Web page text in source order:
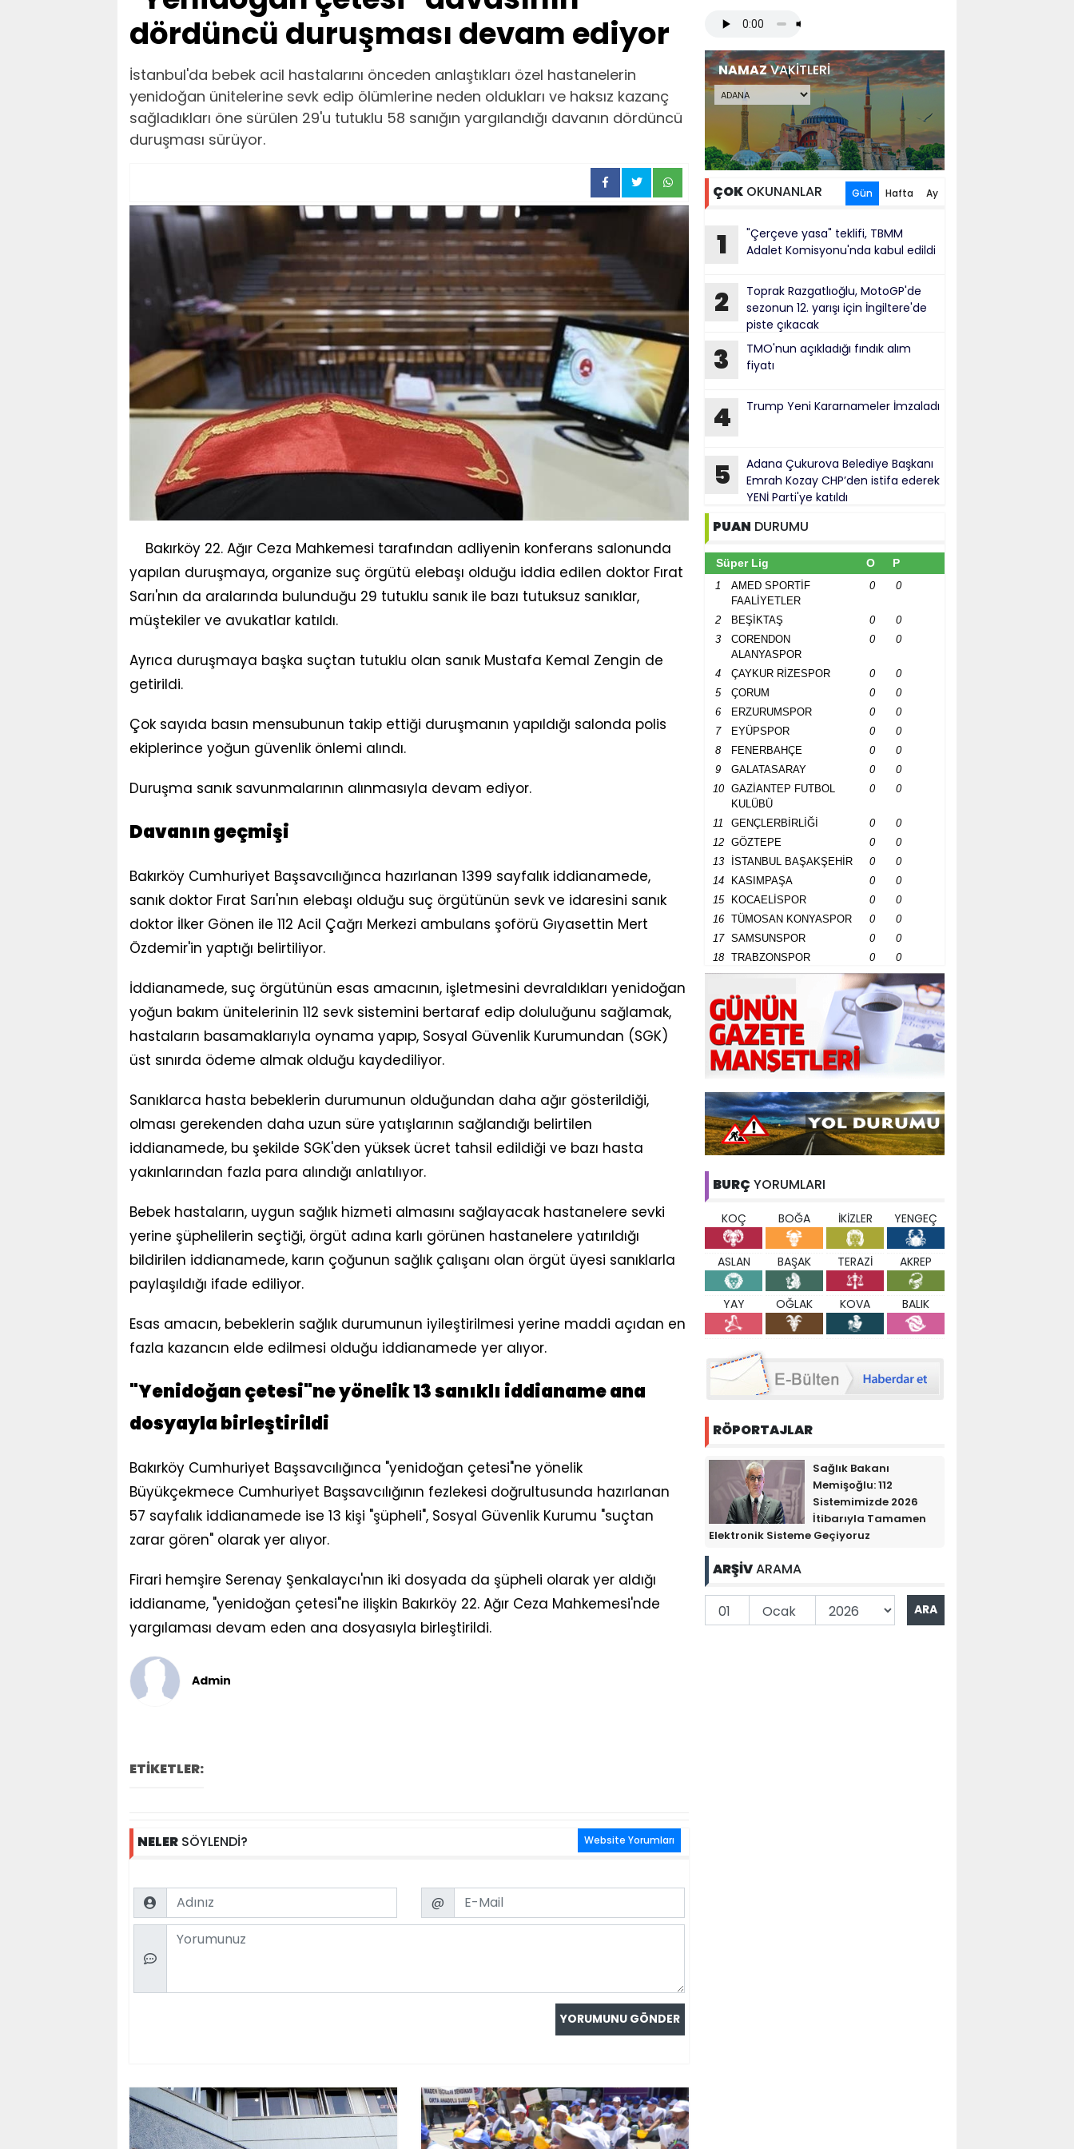
dördüncü duruşması devam ediyor
İstanbul'da bebek acil hastalarını önceden anlaştıkları özel hastanelerin
yenidoğan ünitelerine sevk edip ölümlerine neden oldukları ve haksız kazanç
sağladıkları öne sürülen 29'u tutuklu 58 sanığın yargılandığı davanın dördüncü
duruşması sürüyor.
Bakırköy 22. Ağır Ceza Mahkemesi tarafından adliyenin konferans salonunda
yapılan duruşmaya, organize suç örgütü elebaşı olduğu iddia edilen doktor Fırat
Sarı'nın da aralarında bulunduğu 29 tutuklu sanık ile bazı tutuksuz sanıklar,
müştekiler ve avukatlar katıldı.
Ayrıca duruşmaya başka suçtan tutuklu olan sanık Mustafa Kemal Zengin de
getirildi.
Çok sayıda basın mensubunun takip ettiği duruşmanın yapıldığı salonda polis
ekiplerince yoğun güvenlik önlemi alındı.
Duruşma sanık savunmalarının alınmasıyla devam ediyor.
Davanın geçmişi
Bakırköy Cumhuriyet Başsavcılığınca hazırlanan 1399 sayfalık iddianamede,
sanık doktor Fırat Sarı'nın elebaşı olduğu suç örgütünün sevk ve idaresini sanık
doktor İlker Gönen ile 112 Acil Çağrı Merkezi ambulans şoförü Gıyasettin Mert
Özdemir'in yaptığı belirtiliyor.
İddianamede, suç örgütünün esas amacının, işletmesini devraldıkları yenidoğan
yoğun bakım ünitelerinin 112 sevk sistemini bertaraf edip doluluğunu sağlamak,
hastaların basamaklarıyla oynama yapıp, Sosyal Güvenlik Kurumundan (SGK)
üst sınırda ödeme almak olduğu kaydediliyor.
Sanıklarca hasta bebeklerin durumunun olduğundan daha ağır gösterildiği,
olması gerekenden daha uzun süre yatışlarının sağlandığı belirtilen
iddianamede, bu şekilde SGK'den yüksek ücret tahsil edildiği ve bazı hasta
yakınlarından fazla para alındığı anlatılıyor.
Bebek hastaların, uygun sağlık hizmeti almasını sağlayacak hastanelere sevki
yerine şüphelilerin seçtiği, örgüt adına karlı görünen hastanelere yatırıldığı
bildirilen iddianamede, karın çoğunun sağlık çalışanı olan örgüt üyesi sanıklarla
paylaşıldığı ifade ediliyor.
Esas amacın, bebeklerin sağlık durumunun iyileştirilmesi yerine maddi açıdan en
fazla kazancın elde edilmesi olduğu iddianamede yer alıyor.
"Yenidoğan çetesi"ne yönelik 13 sanıklı iddianame ana
dosyayla birleştirildi
Bakırköy Cumhuriyet Başsavcılığınca "yenidoğan çetesi"ne yönelik
Büyükçekmece Cumhuriyet Başsavcılığının fezlekesi doğrultusunda hazırlanan
57 sayfalık iddianamede ise 13 kişi "şüpheli", Sosyal Güvenlik Kurumu "suçtan
zarar gören" olarak yer alıyor.
Firari hemşire Serenay Şenkalaycı'nın iki dosyada da şüpheli olarak yer aldığı
iddianame, "yenidoğan çetesi"ne ilişkin Bakırköy 22. Ağır Ceza Mahkemesi'nde
yargılaması devam eden ana dosyasıyla birleştirildi.
Admin
ETİKETLER:
NELER SÖYLENDİ? Website Yorumları
Name Email
@
Comment
NAMAZVAKİTLERİ
ÇOK OKUNANLAR Gün Hafta Ay
1
"Çerçeve yasa" teklifi, TBMM
Adalet Komisyonu'nda kabul edildi
2
Toprak Razgatlıoğlu, MotoGP'de
sezonun 12. yarışı için İngiltere'de
piste çıkacak
3
TMO'nun açıkladığı fındık alım
fiyatı
4 Trump Yeni Kararnameler İmzaladı
5
Adana Çukurova Belediye Başkanı
Emrah Kozay CHP’den istifa ederek
YENİ Parti'ye katıldı
PUAN DURUMU
Süper Lig O P
1
AMED SPORTİF
FAALİYETLER
0 0
2 BEŞİKTAŞ 0
0
3
CORENDON
ALANYASPOR
0 0
4 ÇAYKUR RİZESPOR 0
0
5
ÇORUM 0
0
6
ERZURUMSPOR 0
0
7
EYÜPSPOR 0
0
8
FENERBAHÇE 0
0
9
GALATASARAY 0
0
10
GAZİANTEP FUTBOL
KULÜBÜ
0 0
11 GENÇLERBİRLİĞİ 0
0
12
GÖZTEPE 0
0
13
İSTANBUL BAŞAKŞEHİR 0
0
14
KASIMPAŞA 0
0
15
KOCAELİSPOR 0
0
16
TÜMOSAN KONYASPOR 0
0
17
SAMSUNSPOR 0
0
18
TRABZONSPOR 0 0
BURÇ YORUMLARI
KOÇ BOĞA İKİZLER YENGEÇ
ASLAN BAŞAK TERAZİ AKREP
YAY OĞLAK KOVA BALIK
RÖPORTAJLAR
Sağlık Bakanı
Memişoğlu: 112
Sistemimizde 2026
İtibarıyla Tamamen
Elektronik Sisteme Geçiyoruz
ARŞİVARAMA